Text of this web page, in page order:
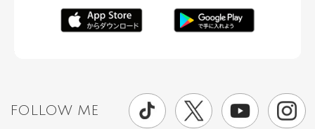
FOLLOW ME